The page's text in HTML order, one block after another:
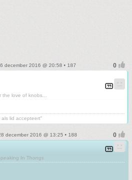
december 2016 @ 20:58 • 187
the love of knobs...
lid accepteert"
december 2016 @ 13:25 • 188
In Thongs